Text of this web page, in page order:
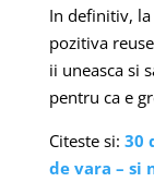
In definitiv,
pozitiva
ii uneasca si
pentru ca e
Citeste si: 30
de vara – si